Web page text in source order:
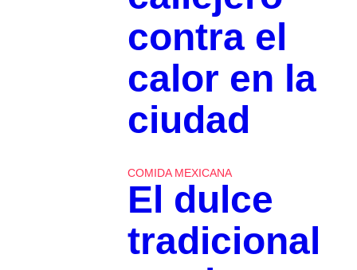
contra el
calor en la
ciudad
COMIDA MEXICANA
El dulce
tradicional